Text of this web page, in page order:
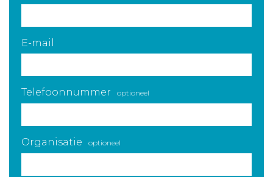
E-mail
Telefoonnummer optioneel
Organisatie optioneel